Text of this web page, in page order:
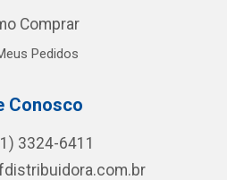
Comprar
Pedidos
Conosco
3324-6411